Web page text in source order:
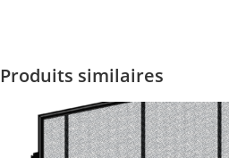
Produits similaires